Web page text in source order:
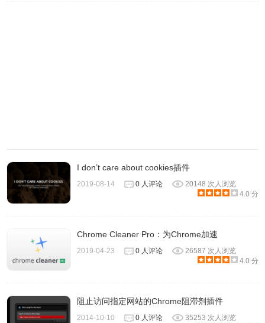
I don’t care about cookies插件
2019-08-14 0 人评论
20148 次人浏览
4.0 分
Chrome Cleaner Pro：为Chrome加速
2019-04-23 0 人评论
26587 次人浏览
4.0 分
阻止访问指定网站的Chrome阻滞剂插件
2014-10-10 0 人评论
35253 次人浏览